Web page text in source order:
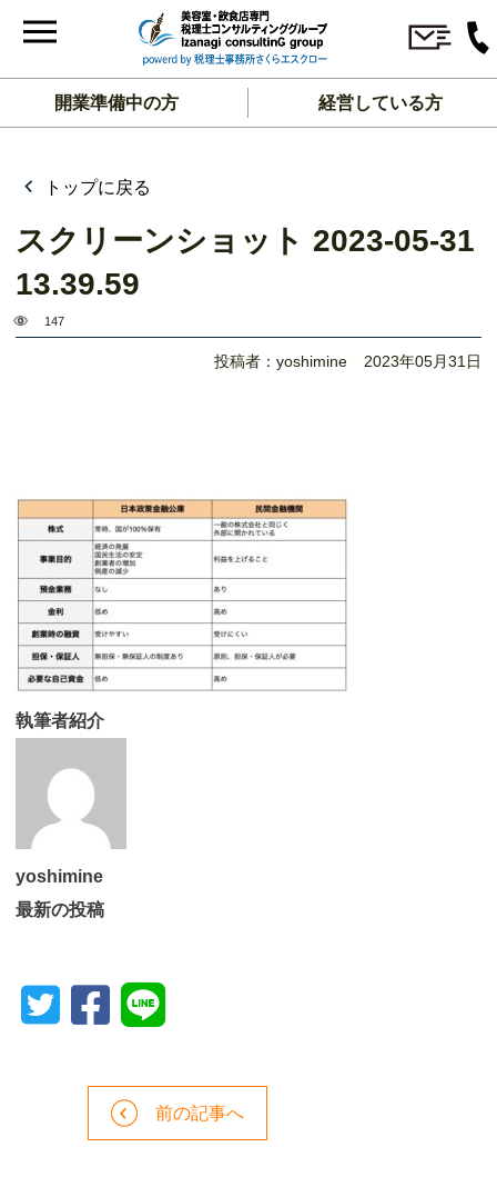
開業準備中の方 経営している方
トップに戻る
スクリーンショット 2023-05-31
13.39.59
147
投稿者：yoshimine 2023年05月31日
執筆者紹介
yoshimine
最新の投稿
前の記事へ